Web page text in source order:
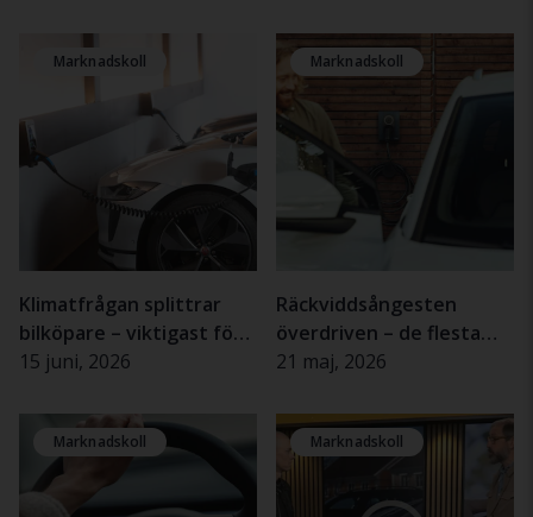
Marknadskoll
Klimatfrågan splittrar
bilköpare – viktigast för
kvinnor och äldre
15 juni, 2026
Marknadskoll
Räckviddsångesten
överdriven – de flesta
elbilsförare upplever
21 maj, 2026
Marknadskoll Marknadskoll